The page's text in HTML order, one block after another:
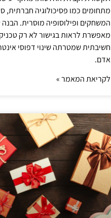
מתחומים כמו פסיכולוגיה חברתית,
המשחקים ופילוסופיה מוסרית. הבנה
מאפשרת לראות בגישור לא רק
חשיבתית שמטרתה שינוי דפוסי
אדם.
לקריאת המאמר »